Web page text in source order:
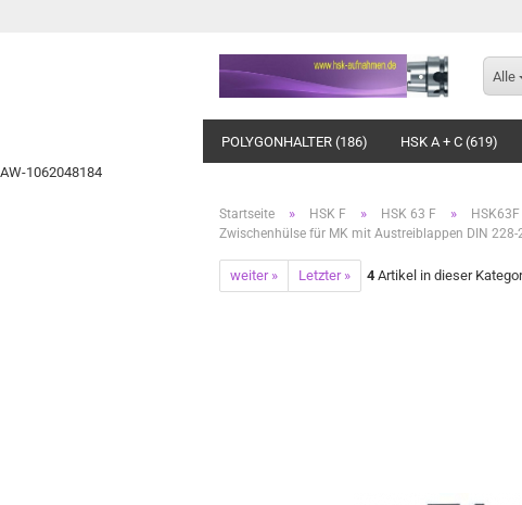
AW-1062048184
Alle
POLYGONHALTER (186) HSK A + C (619)
Startseite » HSK F » HSK 63 F »
Zwischenhülse für MK mit Austreiblappen DIN 228-
weiter » Letzter » 4 Artikel in dieser